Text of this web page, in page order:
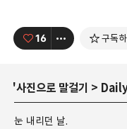
16 구독하
'사진으로 말걸기 >
눈 내리던 날.